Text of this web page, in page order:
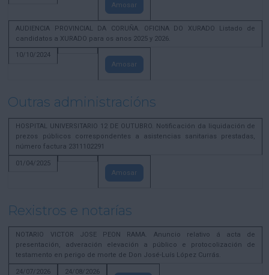
Amosar
AUDIENCIA PROVINCIAL DA CORUÑA. OFICINA DO XURADO Listado de
candidatos a XURADO para os anos 2025 y 2026.
10/10/2024
Amosar
Outras administracións
HOSPITAL UNIVERSITARIO 12 DE OUTUBRO. Notificación da liquidación de
prezos públicos correspondentes a asistencias sanitarias prestadas,
número factura 2311102291
01/04/2025
Amosar
Rexistros e notarías
NOTARIO VICTOR JOSE PEON RAMA. Anuncio relativo á acta de
presentación, adveración elevación a público e protocolización de
testamento en perigo de morte de Don José-Luís López Currás.
24/07/2026
24/08/2026